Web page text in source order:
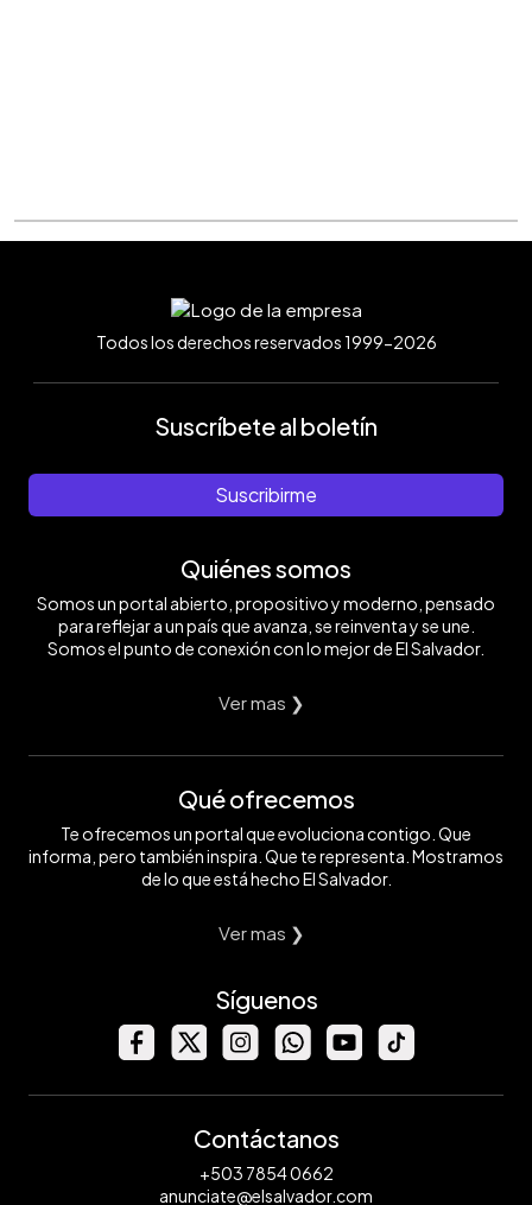
Todos los derechos reservados 1999-2026
Suscríbete al boletín
Suscribirme
Quiénes somos
Somos un portal abierto, propositivo y moderno, pensado
para reflejar a un país que avanza, se reinventa y se une.
Somos el punto de conexión con lo mejor de El Salvador.
Ver mas ❯
Qué ofrecemos
Te ofrecemos un portal que evoluciona contigo. Que
informa, pero también inspira. Que te representa. Mostramos
de lo que está hecho El Salvador.
Ver mas ❯
Síguenos
Contáctanos
+503 7854 0662
anunciate@elsalvador.com